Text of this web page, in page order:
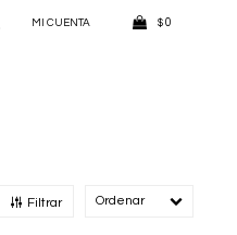
$ 0
Filtrar